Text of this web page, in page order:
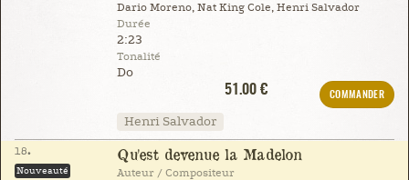
Dario Moreno, Nat King Cole, Henri Salvador
Durée
2:23
Tonalité
Do
51.00 €
COMMANDER
Henri Salvador
18.
Nouveauté
Qu'est devenue la Madelon
Auteur / Compositeur